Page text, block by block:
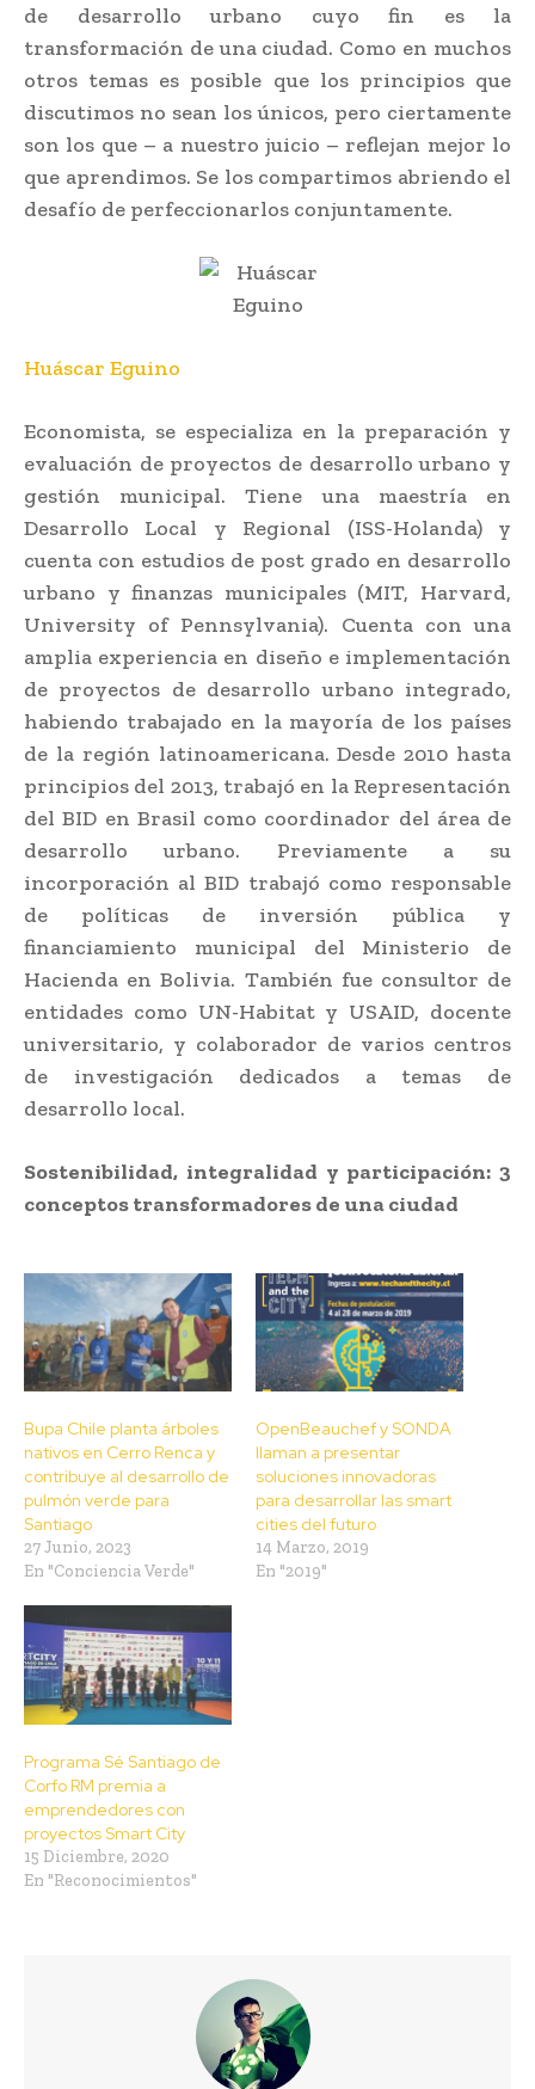
de desarrollo urbano cuyo fin es la
transformación de una ciudad. Como en muchos
otros temas es posible que los principios que
discutimos no sean los únicos, pero ciertamente
son los que – a nuestro juicio – reflejan mejor lo
que aprendimos. Se los compartimos abriendo el
desafío de perfeccionarlos conjuntamente.
Huáscar Eguino
Economista, se especializa en la preparación y
evaluación de proyectos de desarrollo urbano y
gestión municipal. Tiene una maestría en
Desarrollo Local y Regional (ISS-Holanda) y
cuenta con estudios de post grado en desarrollo
urbano y finanzas municipales (MIT, Harvard,
University of Pennsylvania). Cuenta con una
amplia experiencia en diseño e implementación
de proyectos de desarrollo urbano integrado,
habiendo trabajado en la mayoría de los países
de la región latinoamericana. Desde 2010 hasta
principios del 2013, trabajó en la Representación
del BID en Brasil como coordinador del área de
desarrollo urbano. Previamente a su
incorporación al BID trabajó como responsable
de políticas de inversión pública y
financiamiento municipal del Ministerio de
Hacienda en Bolivia. También fue consultor de
entidades como UN-Habitat y USAID, docente
universitario, y colaborador de varios centros
de investigación dedicados a temas de
desarrollo local.
Sostenibilidad, integralidad y participación: 3
conceptos transformadores de una ciudad
Bupa Chile planta árboles
nativos en Cerro Renca y
contribuye al desarrollo de
pulmón verde para
Santiago
27 Junio, 2023
En "Conciencia Verde"
OpenBeauchef y SONDA
llaman a presentar
soluciones innovadoras
para desarrollar las smart
cities del futuro
14 Marzo, 2019
En "2019"
Programa Sé Santiago de
Corfo RM premia a
emprendedores con
proyectos Smart City
15 Diciembre, 2020
En "Reconocimientos"